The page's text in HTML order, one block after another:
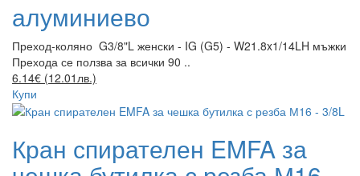
алуминиево
Преход-коляно G3/8"L женски - IG (G5) - W21.8x1/14LH мъжки
Прехода се ползва за всички 90 ..
6.14€ (12.01лв.)
Купи
Кран спирателен EMFA за